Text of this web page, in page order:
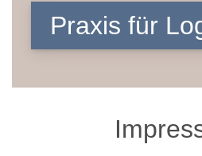
Praxis für